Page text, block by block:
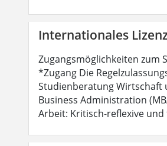
Internationales
Zugangsmöglichkeiten zum
*Zugang Die
Studienberatung Wirtschaft
Business Administration
Arbeit: Kritisch-reflexive und